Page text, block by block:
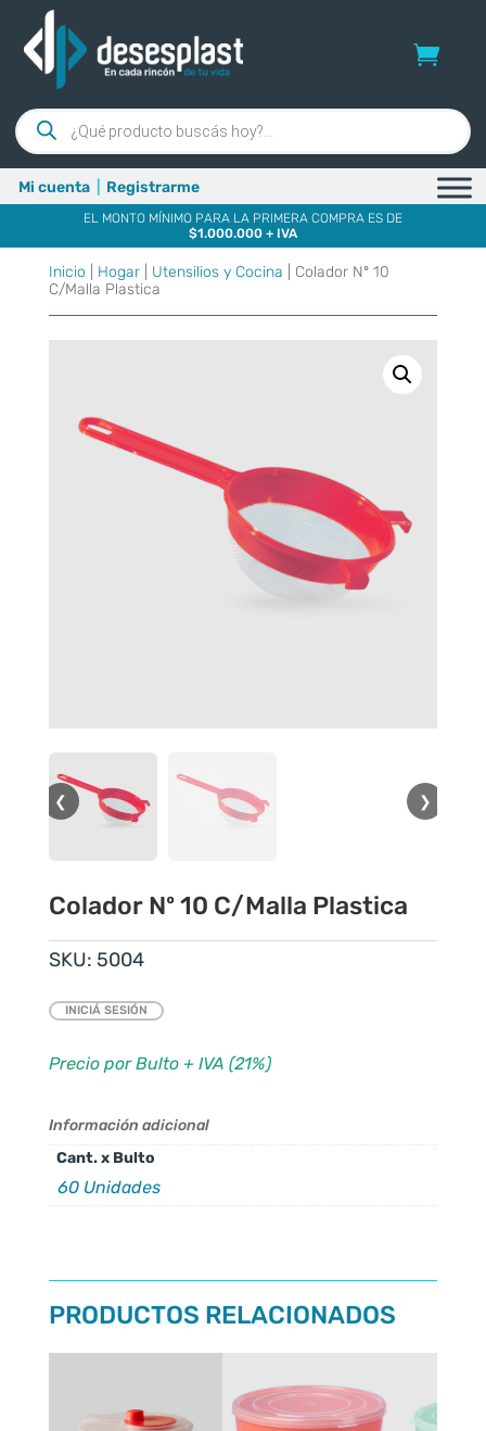
Búsqueda
de
productos
Mi cuenta Registrarme
EL MONTO MÍNIMO PARA LA PRIMERA COMPRA ES DE
$1.000.000 + IVA
Inicio Hogar| Utensilios y Cocina | Colador Nº 10
C/Malla Plastica
❮ ❯
Colador Nº 10 C/Malla Plastica
SKU: 5004
INICIÁ SESIÓN
Precio por Bulto + IVA (21%)
Información adicional
Cant. x Bulto
60 Unidades
PRODUCTOS RELACIONADOS